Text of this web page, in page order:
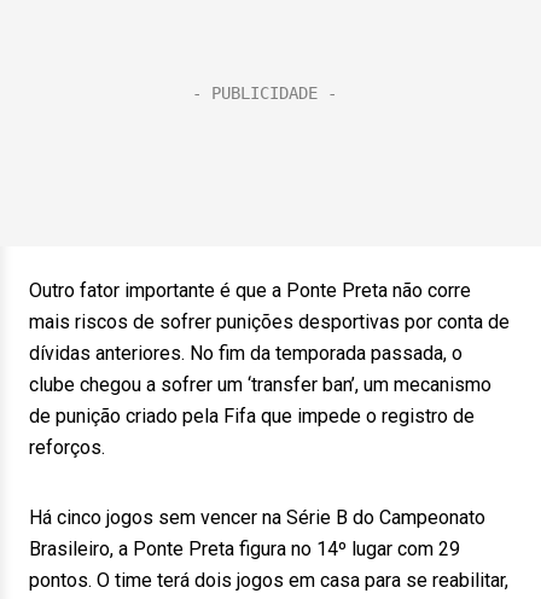
Outro fator importante é que a Ponte Preta não corre
mais riscos de sofrer punições desportivas por conta de
dívidas anteriores. No fim da temporada passada, o
clube chegou a sofrer um ‘transfer ban’, um mecanismo
de punição criado pela Fifa que impede o registro de
reforços.
Há cinco jogos sem vencer na Série B do Campeonato
Brasileiro, a Ponte Preta figura no 14º lugar com 29
pontos. O time terá dois jogos em casa para se reabilitar,